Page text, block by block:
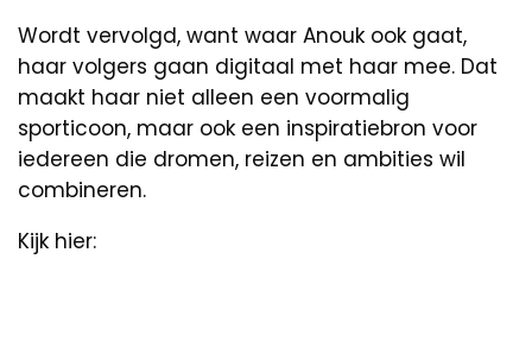
Wordt vervolgd, want waar Anouk ook gaat,
haar volgers gaan digitaal met haar mee. Dat
maakt haar niet alleen een voormalig
sporticoon, maar ook een inspiratiebron voor
iedereen die dromen, reizen en ambities wil
combineren.
Kijk hier: